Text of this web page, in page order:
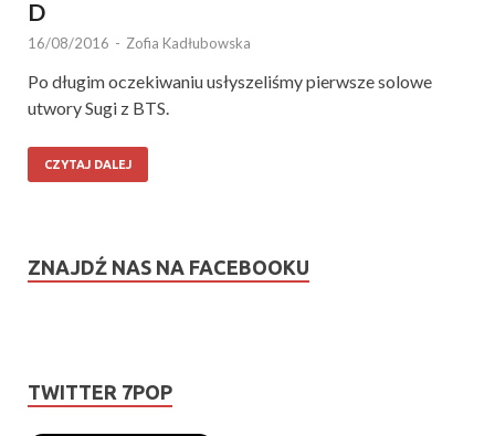
D
16/08/2016 - Zofia Kadłubowska
Po długim oczekiwaniu usłyszeliśmy pierwsze solowe
utwory Sugi z BTS.
CZYTAJ DALEJ
ZNAJDŹ NAS NA FACEBOOKU
TWITTER 7POP